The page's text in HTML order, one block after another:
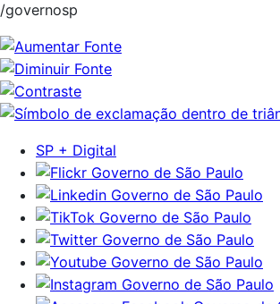
/governosp
SP + Digital